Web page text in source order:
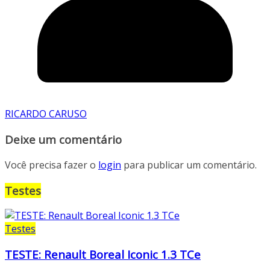
RICARDO CARUSO
Deixe um comentário
Você precisa fazer o login para publicar um comentário.
Testes
Testes
TESTE: Renault Boreal Iconic 1.3 TCe